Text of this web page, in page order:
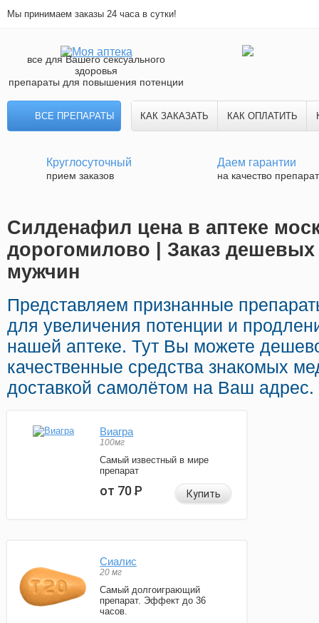
Мы принимаем заказы 24 часа в сутки!
все для Вашего сексуального
здоровья
препараты для повышения потенции
ВСЕ ПРЕПАРАТЫ КАК ЗАКАЗАТЬ КАК ОПЛАТИТЬ
Круглосуточный
прием заказов
Даем гарантии
на качество
Силденафил цена в аптеке
дорогомилово | Заказ дешевых
мужчин
Представляем признанные
для увеличения потенции и
нашей аптеке. Тут Вы можете
качественные средства знакомых
доставкой самолётом на Ваш адрес.
Виагра
100мг
Самый известный в мире
препарат
от 70Р Купить
Сиалис
20 мг
Самый долгоиграющий
препарат. Эффект до 36
часов.